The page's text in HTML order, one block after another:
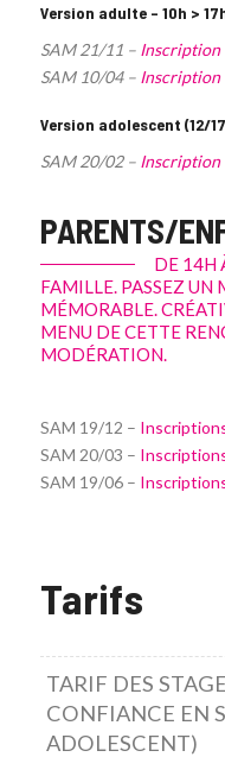
Version adulte – 10h >
SAM 21/11 – Inscription
SAM 10/04 – Inscription
Version adolescent (12/
SAM 20/02 – Inscription
PARENTS/
DE 14H
FAMILLE. PASSEZ
MÉMORABLE.
MENU DE CETTE
MODÉRATION.
SAM 19/12 –
SAM 20/03 –
SAM 19/06 –
Tarifs
TARIF DES
CONFIANCE EN
ADOLESCENT)